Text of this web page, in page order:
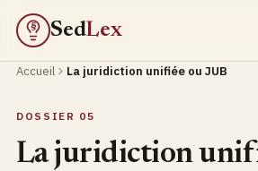
§ SedLex
Accueil La juridiction unifiée ou JUB
DOSSIER 05
La juridiction